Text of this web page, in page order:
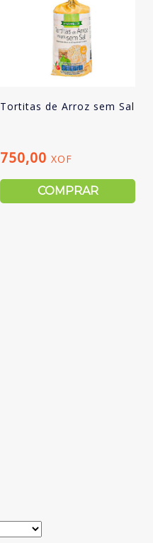
Tortitas de Arroz sem Sal
750,00XOF
COMPRAR